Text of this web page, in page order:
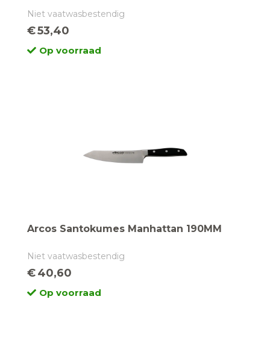
Niet vaatwasbestendig
€53,40
Op voorraad
Arcos Santokumes Manhattan 190MM
Niet vaatwasbestendig
€40,60
Op voorraad